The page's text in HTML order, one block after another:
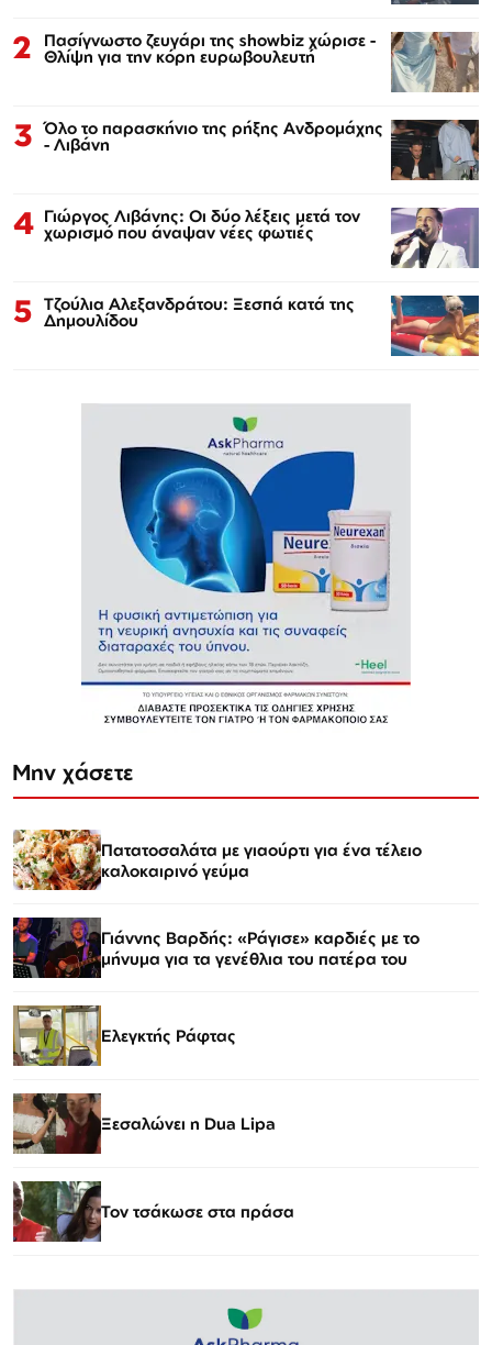
2 Πασίγνωστο ζευγάρι της showbiz χώρισε -
Θλίψη για την κόρη ευρωβουλευτή
3 Όλο το παρασκήνιο της ρήξης Ανδρομάχης
- Λιβάνη
4 Γιώργος Λιβάνης: Οι δύο λέξεις μετά τον
χωρισμό που άναψαν νέες φωτιές
5 Τζούλια Αλεξανδράτου: Ξεσπά κατά της
Δημουλίδου
Μην χάσετε
Πατατοσαλάτα με γιαούρτι για ένα τέλειο
καλοκαιρινό γεύμα
Γιάννης Βαρδής: «Ράγισε» καρδιές με το
μήνυμα για τα γενέθλια του πατέρα του
Ελεγκτής Ράφτας
Ξεσαλώνει η Dua Lipa
Τον τσάκωσε στα πράσα